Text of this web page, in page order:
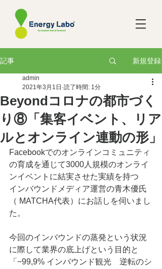
記事 新規登録
Beyondコロナの都市づく
り⑧「集客イベント、リア
ルとオンライン連動の形」
admin
2021年3月1日 読了時間: 1分
Facebookでのオンラインコミュニティ
の育成を通じて3000人規模のオンライ
ンイベントに結実させた実績を持つ
インバウンドメディア運営の青木優氏
（ MATCHA代表）にお話しを伺いまし
た。
今回のインバウンドの蒸発という状況
に際して業界の底上げという目的と
「−99,9% インバウンド観光　逆転のシ